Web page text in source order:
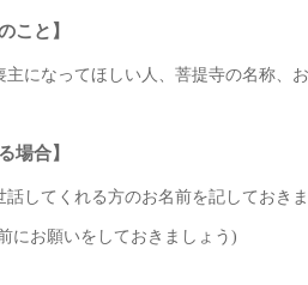
こと】
主になってほしい人、菩提寺の名称、
場合】
話してくれる方のお名前を記しておきま
にお願いをしておきましょう)